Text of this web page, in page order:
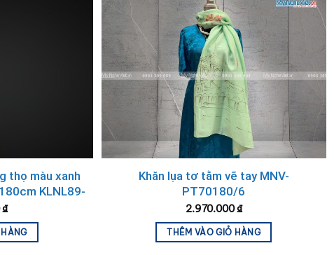
cam kết về chất lượng và giá trị văn hóa bền vững.
Đông đẳng cấp!
thọ màu xanh
KLNL89-
₫
Khăn lụa tơ tằm vẽ tay MNV-
PT70180/6
2.970.000₫
THÊM VÀO GIỎ HÀNG